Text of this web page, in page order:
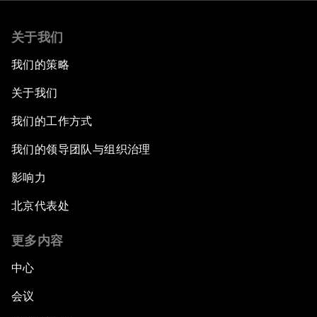
关于我们
我们的策略
关于我们
我们的工作方式
我们的领导团队与组织治理
影响力
北京代表处
更多内容
中心
会议